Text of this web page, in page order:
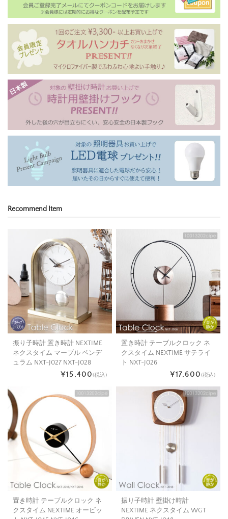
Recommend Item
振り子時計 置き時計 NEXTIME
ネクスタイム マーブル ペンデ
ュラム NXT-J027 NXT-J028
¥15,400(税込)
置き時計 テーブルクロック ネ
クスタイム NEXTIME サテライ
ト NXT-J026
¥17,600(税込)
置き時計 テーブルクロック ネ
クスタイム NEXTIME オービッ
振り子時計 壁掛け時計
NEXTIME ネクスタイム WGT